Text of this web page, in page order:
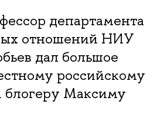
департамента
отношений НИУ
дал большое
российскому
блогеру Максиму